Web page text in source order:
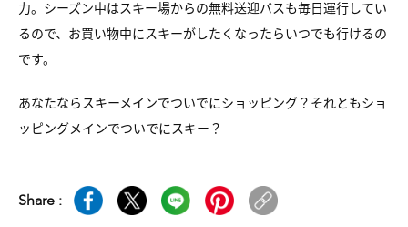
力。シーズン中はスキー場からの無料送迎バスも毎日運行してい
るので、お買い物中にスキーがしたくなったらいつでも行けるの
です。
あなたならスキーメインでついでにショッピング？それともショ
ッピングメインでついでにスキー？
Share :